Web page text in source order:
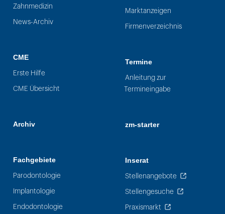
Zahnmedizin
News-Archiv
CME
Erste Hilfe
CME Übersicht
Archiv
Fachgebiete
Parodontologie
Implantologie
Endodontologie
Marktanzeigen
Firmenverzeichnis
Termine
Anleitung zur
Termineingabe
zm-starter
Inserat
Stellenangebote
Stellengesuche
Praxismarkt